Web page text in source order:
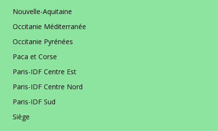
Paris-IDF Centre Nord
bref
Nouvelle-Aquitaine
Occitanie Méditerranée
Occitanie Pyrénées
Paca et Corse
Paris-IDF Centre Est
Paris-IDF Centre Nord
Paris-IDF Sud
Siège